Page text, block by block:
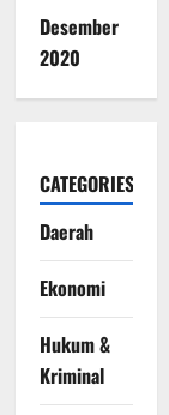
Desember
2020
CATEGORIES
Daerah
Ekonomi
Hukum &
Kriminal